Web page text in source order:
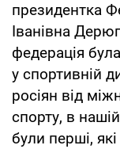
президентка
Іванівна
федерація
у спортивній
росіян від
спорту, в
були перші,